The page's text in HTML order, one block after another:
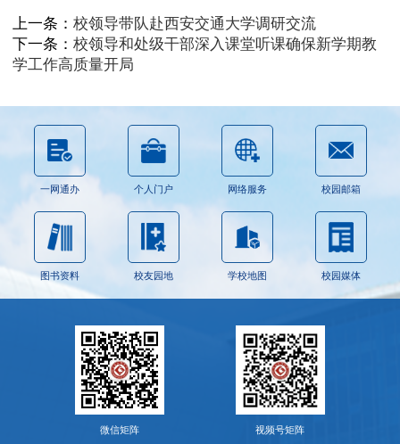
上一条： 校领导带队赴西安交通大学调研交流
下一条： 校领导和处级干部深入课堂听课确保新学期教
学工作高质量开局
一网通办 个人门户 网络服务 校园邮箱
图书资料 校友园地 学校地图 校园媒体
微信矩阵 视频号矩阵